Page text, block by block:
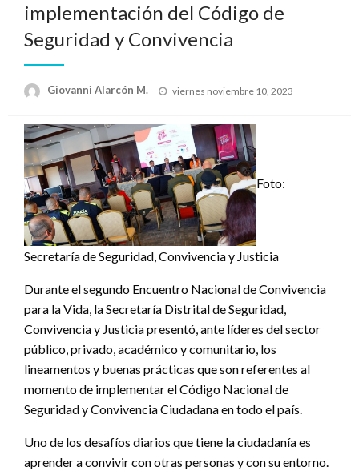
implementación del Código de
Seguridad y Convivencia
Giovanni Alarcón M.
Publicado
viernes noviembre 10, 2023
Foto:
Secretaría de Seguridad, Convivencia y Justicia
Durante el segundo Encuentro Nacional de Convivencia
para la Vida, la Secretaría Distrital de Seguridad,
Convivencia y Justicia presentó, ante líderes del sector
público, privado, académico y comunitario, los
lineamentos y buenas prácticas que son referentes al
momento de implementar el Código Nacional de
Seguridad y Convivencia Ciudadana en todo el país.
Uno de los desafíos diarios que tiene la ciudadanía es
aprender a convivir con otras personas y con su entorno.